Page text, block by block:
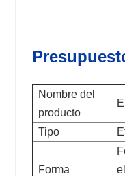
Nombre del
producto
Tipo
Forma